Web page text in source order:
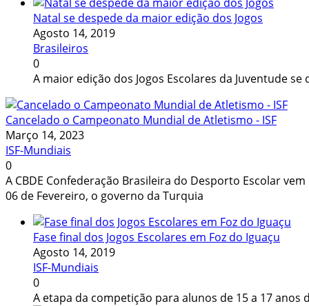
Natal se despede da maior edição dos Jogos
Agosto 14, 2019
Brasileiros
0
A maior edição dos Jogos Escolares da Juventude
Cancelado o Campeonato Mundial de Atletismo - ISF
Março 14, 2023
ISF-Mundiais
0
A CBDE Confederação Brasileira do Desporto Escolar
06 de Fevereiro, o governo da Turquia
Fase final dos Jogos Escolares em Foz do Iguaçu
Agosto 14, 2019
ISF-Mundiais
0
A etapa da competição para alunos de 15 a 17 anos